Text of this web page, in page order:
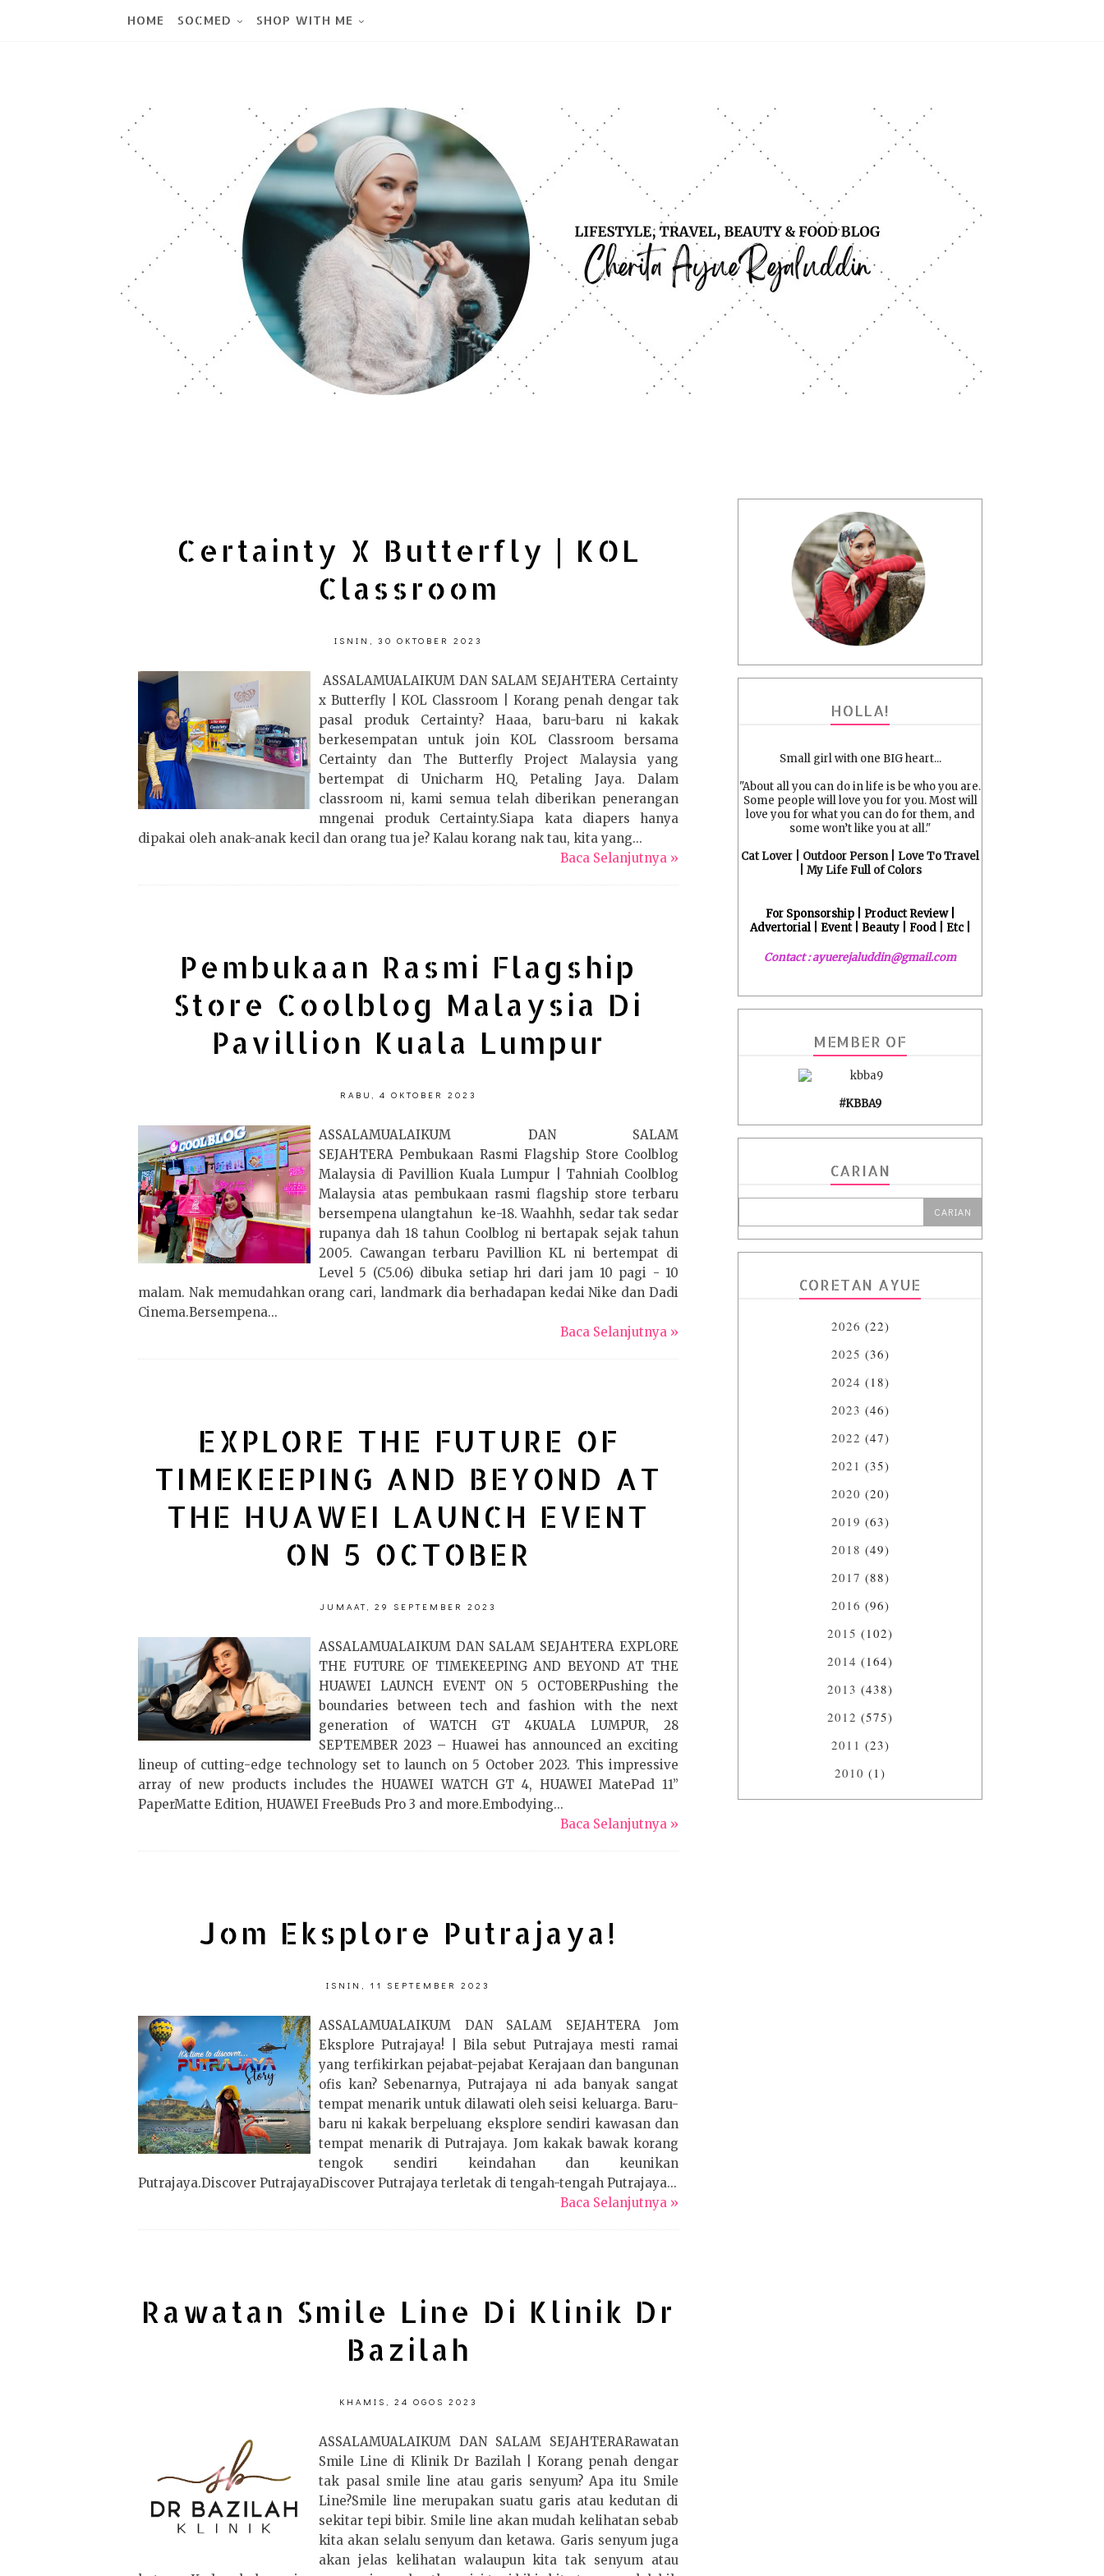
HOME SOCMED SHOP WITH ME
Certainty X Butterfly | KOL
Classroom
ISNIN, 30 OKTOBER 2023
ASSALAMUALAIKUM DAN SALAM SEJAHTERA Certainty
x Butterfly | KOL Classroom | Korang penah dengar tak
pasal produk Certainty? Haaa, baru-baru ni kakak
berkesempatan untuk join KOL Classroom bersama
Certainty dan The Butterfly Project Malaysia yang
bertempat di Unicharm HQ, Petaling Jaya. Dalam
classroom ni, kami semua telah diberikan penerangan
mngenai produk Certainty.Siapa kata diapers hanya
dipakai oleh anak-anak kecil dan orang tua je? Kalau korang nak tau, kita yang...
Baca Selanjutnya »
Pembukaan Rasmi Flagship
Store Coolblog Malaysia Di
Pavillion Kuala Lumpur
RABU, 4 OKTOBER 2023
ASSALAMUALAIKUM DAN SALAM
SEJAHTERA Pembukaan Rasmi Flagship Store Coolblog
Malaysia di Pavillion Kuala Lumpur | Tahniah Coolblog
Malaysia atas pembukaan rasmi flagship store terbaru
bersempena ulangtahun ke-18. Waahhh, sedar tak sedar
rupanya dah 18 tahun Coolblog ni bertapak sejak tahun
2005. Cawangan terbaru Pavillion KL ni bertempat di
Level 5 (C5.06) dibuka setiap hri dari jam 10 pagi - 10
malam. Nak memudahkan orang cari, landmark dia berhadapan kedai Nike dan Dadi
Cinema.Bersempena...
Baca Selanjutnya »
EXPLORE THE FUTURE OF
TIMEKEEPING AND BEYOND AT
THE HUAWEI LAUNCH EVENT
ON 5 OCTOBER
JUMAAT, 29 SEPTEMBER 2023
ASSALAMUALAIKUM DAN SALAM SEJAHTERA EXPLORE
THE FUTURE OF TIMEKEEPING AND BEYOND AT THE
HUAWEI LAUNCH EVENT ON 5 OCTOBERPushing the
boundaries between tech and fashion with the next
generation of WATCH GT 4KUALA LUMPUR, 28
SEPTEMBER 2023 – Huawei has announced an exciting
lineup of cutting-edge technology set to launch on 5 October 2023. This impressive
array of new products includes the HUAWEI WATCH GT 4, HUAWEI MatePad 11”
PaperMatte Edition, HUAWEI FreeBuds Pro 3 and more.Embodying...
Baca Selanjutnya »
Jom Eksplore Putrajaya!
ISNIN, 11 SEPTEMBER 2023
ASSALAMUALAIKUM DAN SALAM SEJAHTERA Jom
Eksplore Putrajaya! | Bila sebut Putrajaya mesti ramai
yang terfikirkan pejabat-pejabat Kerajaan dan bangunan
ofis kan? Sebenarnya, Putrajaya ni ada banyak sangat
tempat menarik untuk dilawati oleh seisi keluarga. Baru-
baru ni kakak berpeluang eksplore sendiri kawasan dan
tempat menarik di Putrajaya. Jom kakak bawak korang
tengok sendiri keindahan dan keunikan
Putrajaya.Discover PutrajayaDiscover Putrajaya terletak di tengah-tengah Putrajaya...
Baca Selanjutnya »
Rawatan Smile Line Di Klinik Dr
Bazilah
KHAMIS, 24 OGOS 2023
ASSALAMUALAIKUM DAN SALAM SEJAHTERARawatan
Smile Line di Klinik Dr Bazilah | Korang penah dengar
tak pasal smile line atau garis senyum? Apa itu Smile
Line?Smile line merupakan suatu garis atau kedutan di
sekitar tepi bibir. Smile line akan mudah kelihatan sebab
kita akan selalu senyum dan ketawa. Garis senyum juga
akan jelas kelihatan walaupun kita tak senyum atau
HOLLA!
Small girl with one BIG heart...
"About all you can do in life is be who you are.
Some people will love you for you. Most will
love you for what you can do for them, and
some won’t like you at all."
Cat Lover | Outdoor Person | Love To Travel
| My Life Full of Colors
For Sponsorship | Product Review |
Advertorial | Event | Beauty | Food | Etc |
Contact : ayuerejaluddin@gmail.com
MEMBER OF
#KBBA9
CARIAN
CORETAN AYUE
2026 (22)
2025 (36)
2024 (18)
2023 (46)
2022 (47)
2021 (35)
2020 (20)
2019 (63)
2018 (49)
2017 (88)
2016 (96)
2015 (102)
2014 (164)
2013 (438)
2012 (575)
2011 (23)
2010 (1)